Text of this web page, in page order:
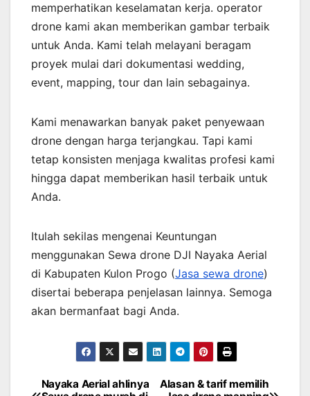
memperhatikan keselamatan kerja. operator
drone kami akan memberikan gambar terbaik
untuk Anda. Kami telah melayani beragam
proyek mulai dari dokumentasi wedding,
event, mapping, tour dan lain sebagainya.
Kami menawarkan banyak paket penyewaan
drone dengan harga terjangkau. Tapi kami
tetap konsisten menjaga kwalitas profesi kami
hingga dapat memberikan hasil terbaik untuk
Anda.
Itulah sekilas mengenai Keuntungan
menggunakan Sewa drone DJI Nayaka Aerial
di Kabupaten Kulon Progo (Jasa sewa drone)
disertai beberapa penjelasan lainnya. Semoga
akan bermanfaat bagi Anda.
Alasan & tarif memilih
Nayaka Aerial ahlinya